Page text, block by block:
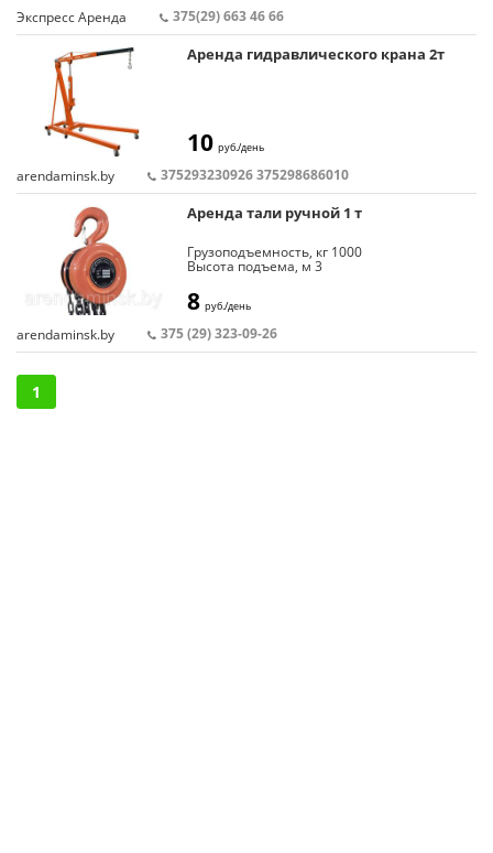
Экспресс Аренда 375(29) 663 46 66
Аренда гидравлического крана 2т
10 руб./день
arendaminsk.by 375293230926 375298686010
Аренда тали ручной 1 т
Грузоподъемность, кг 1000
Высота подъема, м 3
Масса тали с цепью, кг 8,05
8 руб./день
arendaminsk.by 375 (29) 323-09-26
1